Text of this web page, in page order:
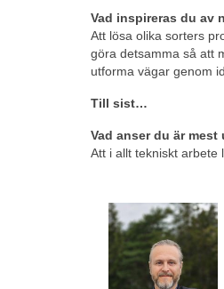
Vad inspireras du av
Att lösa olika sorters
göra detsamma så att
utforma vägar genom
Till sist…
Vad anser du är
Att i allt tekniskt arbete